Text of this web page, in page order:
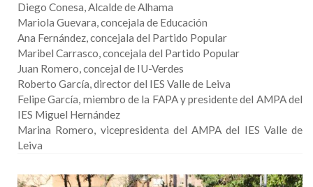
Diego Conesa, Alcalde de Alhama
Mariola Guevara, concejala de Educación
Ana Fernández, concejala del Partido Popular
Maribel Carrasco, concejala del Partido Popular
Juan Romero, concejal de IU-Verdes
Roberto García, director del IES Valle de Leiva
Felipe García, miembro de la FAPA y presidente del AMPA del
IES Miguel Hernández
Marina Romero, vicepresidenta del AMPA del IES Valle de
Leiva